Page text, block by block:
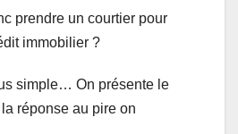
prendre un courtier pour
immobilier ?
simple… On présente le
réponse au pire on